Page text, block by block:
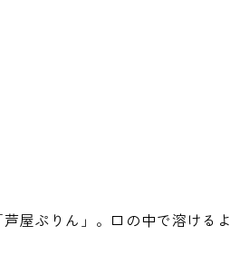
屋ぷりん」。口の中で溶けるよ